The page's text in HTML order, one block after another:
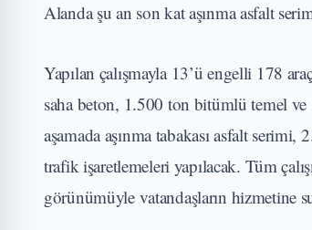
Alanda şu an son kat aşınma asfalt
Yapılan çalışmayla 13’ü engelli 178
saha beton, 1.500 ton bitümlü temel
aşamada aşınma tabakası asfalt
trafik işaretlemeleri yapılacak. Tüm
görünümüyle vatandaşların hizmetine